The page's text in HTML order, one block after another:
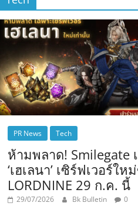
PR News Tech
ห้ามพลาด! Smilegate
‘เฮเลนา’ เซิร์ฟเวอร์ให
LORDNINE 29 ก.ค. นี้
29/07/2026 Bk Bulletin 0